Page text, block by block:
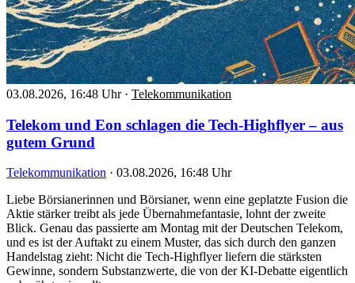
03.08.2026, 16:48 Uhr · Telekommunikation
Telekom und Eon schlagen die Tech-Highflyer – aus
gutem Grund
Telekommunikation · 03.08.2026, 16:48 Uhr
Liebe Börsianerinnen und Börsianer, wenn eine geplatzte Fusion die
Aktie stärker treibt als jede Übernahmefantasie, lohnt der zweite
Blick. Genau das passierte am Montag mit der Deutschen Telekom,
und es ist der Auftakt zu einem Muster, das sich durch den ganzen
Handelstag zieht: Nicht die Tech-Highflyer liefern die stärksten
Gewinne, sondern Substanzwerte, die von der KI-Debatte eigentlich